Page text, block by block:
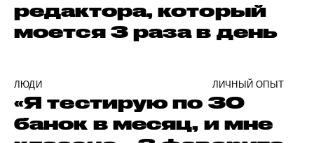
редактора, который
моется 3 раза в день
ЛЮДИ ЛИЧНЫЙ ОПЫТ
«Я тестирую по 30
банок в месяц, и мне